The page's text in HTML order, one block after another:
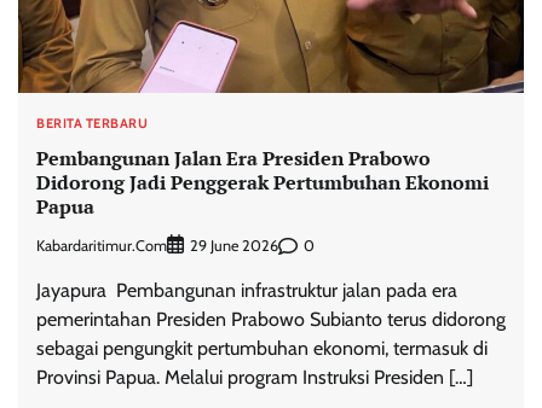
BERITA TERBARU
Pembangunan Jalan Era Presiden Prabowo
Didorong Jadi Penggerak Pertumbuhan Ekonomi
Papua
Kabardaritimur.com 29 June 2026 0
Jayapura  Pembangunan infrastruktur jalan pada era
pemerintahan Presiden Prabowo Subianto terus didorong
sebagai pengungkit pertumbuhan ekonomi, termasuk di
Provinsi Papua. Melalui program Instruksi Presiden […]